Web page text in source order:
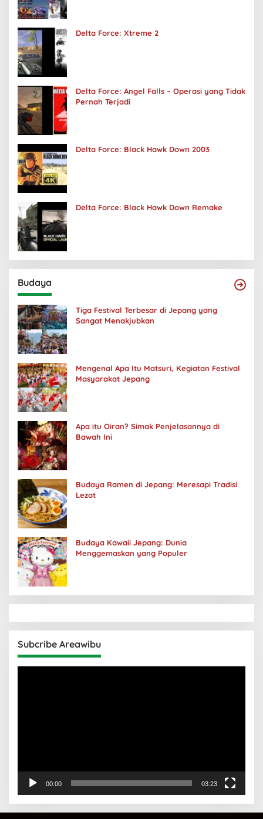
Delta Force: Xtreme 2
Delta Force: Angel Falls – Operasi yang Tidak
Pernah Terjadi
Delta Force: Black Hawk Down 2003
Delta Force: Black Hawk Down Remake
Budaya
Tiga Festival Terbesar di Jepang yang
Sangat Menakjubkan
Mengenal Apa Itu Matsuri, Kegiatan Festival
Masyarakat Jepang
Apa itu Oiran? Simak Penjelasannya di
Bawah Ini
Budaya Ramen di Jepang: Meresapi Tradisi
Lezat
Budaya Kawaii Jepang: Dunia
Menggemaskan yang Populer
Subcribe Areawibu
00:00 03:23